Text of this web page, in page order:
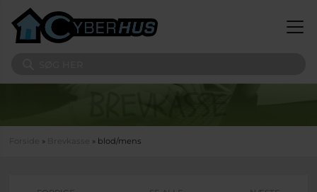
Du er her
» Brevkasse » blod/mens